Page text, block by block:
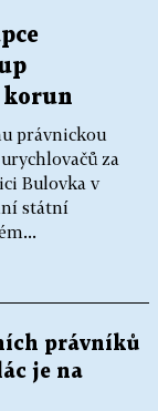
korun
právnickou
za
Bulovka v
státní
právníků
je na